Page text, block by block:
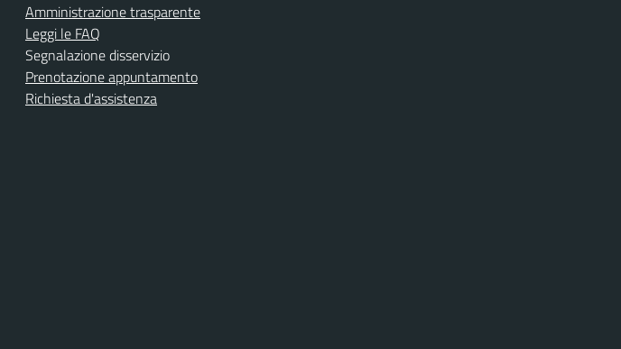
Amministrazione trasparente
Leggi le FAQ
Segnalazione disservizio
Prenotazione appuntamento
Richiesta d'assistenza